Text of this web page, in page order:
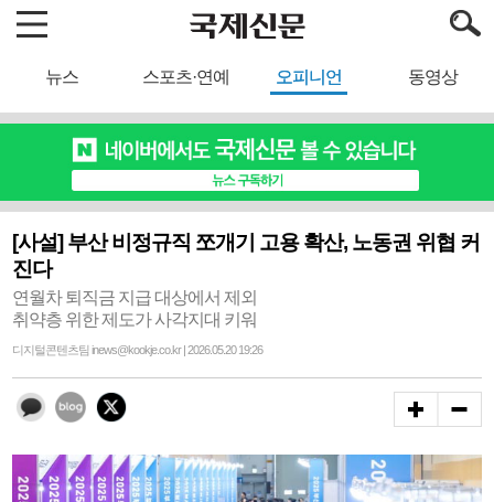
뉴스 스포츠·연예 오피니언 동영상
[사설] 부산 비정규직 쪼개기 고용 확산, 노동권 위협 커
진다
연월차 퇴직금 지급 대상에서 제외
취약층 위한 제도가 사각지대 키워
디지털콘텐츠팀 inews@kookje.co.kr | 2026.05.20 19:26